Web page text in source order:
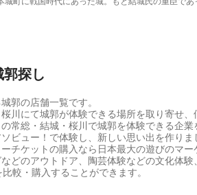
探し
郭の店舗一覧です。
川にて城郭が体験できる場所を取り寄せ
常総・結城・桜川で城郭を体験できる企
ビュー！で体験し、新しい思い出を作りま
チケットの購入なら日本最大の遊びのマー
どのアウトドア、陶芸体験などの文化体
較・購入することができます。